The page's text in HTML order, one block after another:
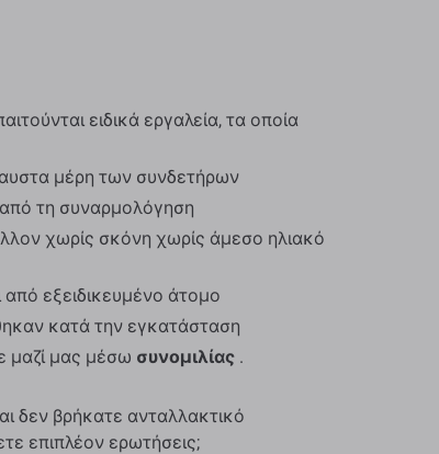
ειδικά εργαλεία, τα οποία
μέρη των συνδετήρων
από τη συναρμολόγηση
χωρίς σκόνη χωρίς άμεσο ηλιακό
εξειδικευμένο άτομο
κατά την εγκατάσταση
μαζί μας μέσω συνομιλίας .
δεν βρήκατε ανταλλακτικό
επιπλέον ερωτήσεις;